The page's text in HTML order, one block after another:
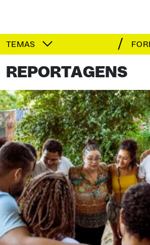
TEMAS
REPORTAGENS